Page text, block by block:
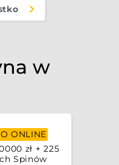
w
ONLINE
zł + 225
Spinów